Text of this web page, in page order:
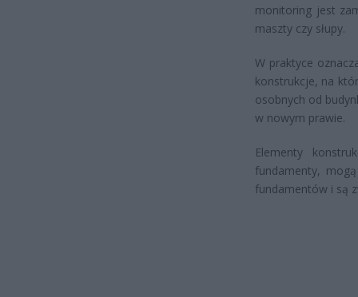
monitoring jest
maszty czy słupy.
W praktyce
konstrukcje, na
osobnych od
w nowym prawie.
Elementy
fundamenty,
fundamentów i są